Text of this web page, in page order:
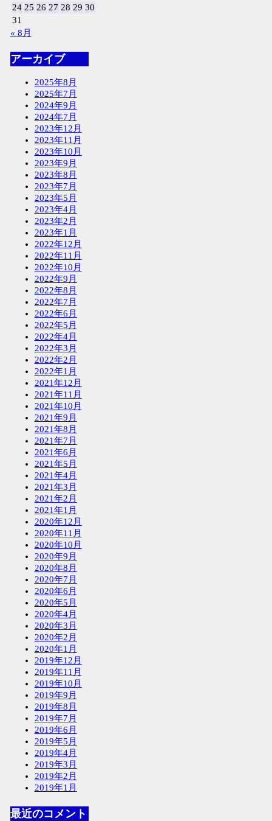
24 25 26 27 28 29 30
31
« 8月
アーカイブ
2025年8月
2025年7月
2024年9月
2024年7月
2023年12月
2023年11月
2023年10月
2023年9月
2023年8月
2023年7月
2023年5月
2023年4月
2023年2月
2023年1月
2022年12月
2022年11月
2022年10月
2022年9月
2022年8月
2022年7月
2022年6月
2022年5月
2022年4月
2022年3月
2022年2月
2022年1月
2021年12月
2021年11月
2021年10月
2021年9月
2021年8月
2021年7月
2021年6月
2021年5月
2021年4月
2021年3月
2021年2月
2021年1月
2020年12月
2020年11月
2020年10月
2020年9月
2020年8月
2020年7月
2020年6月
2020年5月
2020年4月
2020年3月
2020年2月
2020年1月
2019年12月
2019年11月
2019年10月
2019年9月
2019年8月
2019年7月
2019年6月
2019年5月
2019年4月
2019年3月
2019年2月
2019年1月
最近のコメント